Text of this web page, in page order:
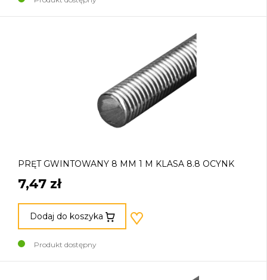
PRĘT GWINTOWANY 8 MM 1 M KLASA 8.8 OCYNK
7,47 zł
Dodaj do koszyka
Produkt dostępny